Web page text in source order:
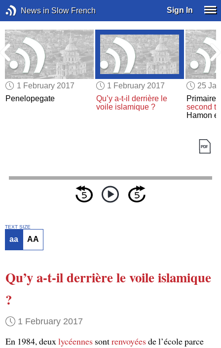
News in Slow French Sign In
1 February 2017
Penelopegate
1 February 2017
Qu’y a-t-il derrière le
voile islamique ?
25
second
Hamon
TEXT SIZE
aa AA
Qu’y a-t-il derrière le voile islamique
?
1 February 2017
En 1984, deuxlycéennessontrenvoyéesde l’école parce